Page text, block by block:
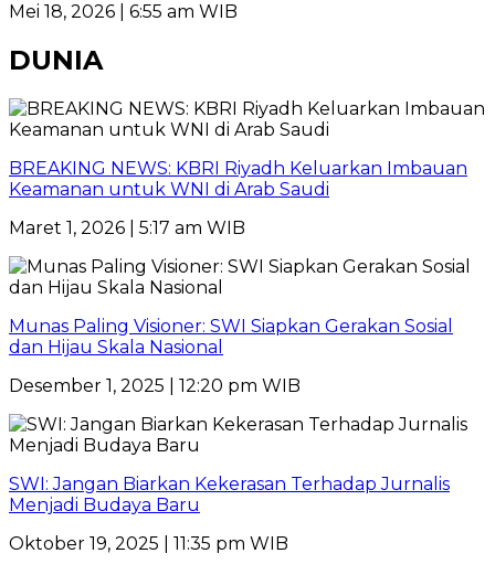
Mei 18, 2026 | 6:55 am WIB
DUNIA
BREAKING NEWS: KBRI Riyadh Keluarkan Imbauan
Keamanan untuk WNI di Arab Saudi
Maret 1, 2026 | 5:17 am WIB
Munas Paling Visioner: SWI Siapkan Gerakan Sosial
dan Hijau Skala Nasional
Desember 1, 2025 | 12:20 pm WIB
SWI: Jangan Biarkan Kekerasan Terhadap Jurnalis
Menjadi Budaya Baru
Oktober 19, 2025 | 11:35 pm WIB